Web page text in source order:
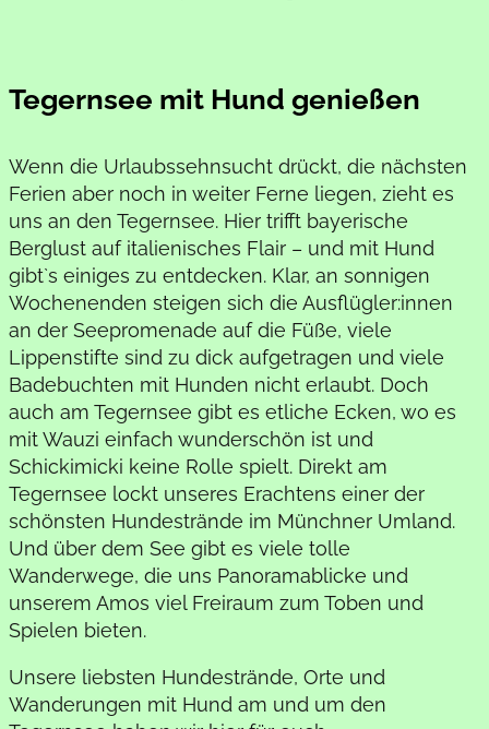
Tegernsee mit Hund genießen
Wenn die Urlaubssehnsucht drückt, die nächsten
Ferien aber noch in weiter Ferne liegen, zieht es
uns an den Tegernsee. Hier trifft bayerische
Berglust auf italienisches Flair – und mit Hund
gibt`s einiges zu entdecken. Klar, an sonnigen
Wochenenden steigen sich die Ausflügler:innen
an der Seepromenade auf die Füße, viele
Lippenstifte sind zu dick aufgetragen und viele
Badebuchten mit Hunden nicht erlaubt. Doch
auch am Tegernsee gibt es etliche Ecken, wo es
mit Wauzi einfach wunderschön ist und
Schickimicki keine Rolle spielt. Direkt am
Tegernsee lockt unseres Erachtens einer der
schönsten Hundestrände im Münchner Umland.
Und über dem See gibt es viele tolle
Wanderwege, die uns Panoramablicke und
unserem Amos viel Freiraum zum Toben und
Spielen bieten.
Unsere liebsten Hundestrände, Orte und
Wanderungen mit Hund am und um den